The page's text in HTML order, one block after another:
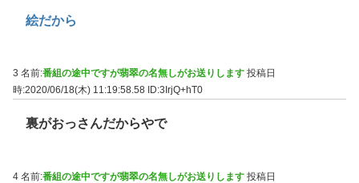
絵だから
3 名前:番組の途中ですが翡翠の名無しがお送りします 投稿日
時:2020/06/18(木) 11:19:58.58 ID:3IrjQ+hT0
裏がおっさんだからやで
4 名前:番組の途中ですが翡翠の名無しがお送りします 投稿日